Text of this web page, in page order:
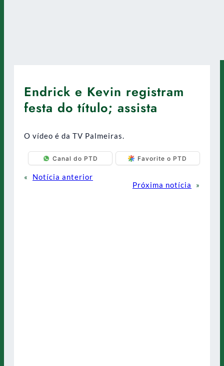
Endrick e Kevin registram
festa do título; assista
O vídeo é da TV Palmeiras.
Canal do PTD Favorite o PTD
«
Notícia anterior
Próxima notícia
»